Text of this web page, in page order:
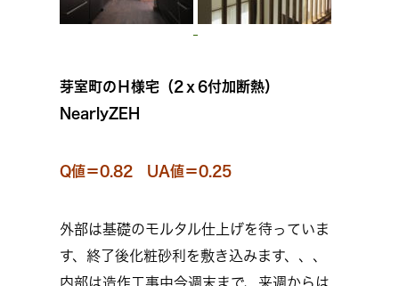
芽室町のＨ様宅（2ｘ6付加断熱）
NearlyZEH
Q値＝0.82 UA値＝0.25
外部は基礎のモルタル仕上げを待っていま
す、終了後化粧砂利を敷き込みます、、、
内部は造作工事中今週末まで、来週からは